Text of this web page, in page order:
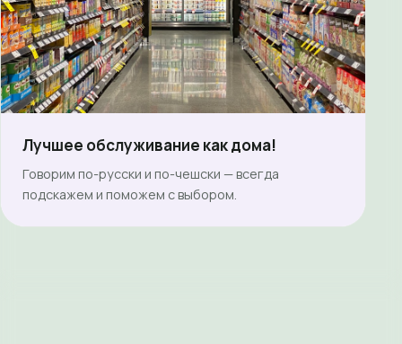
Лучшее обслуживание как дома!
Говорим по-русски и по-чешски — всегда
подскажем и поможем с выбором.